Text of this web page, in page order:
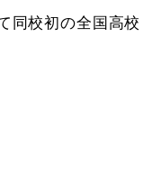
同校初の全国高校